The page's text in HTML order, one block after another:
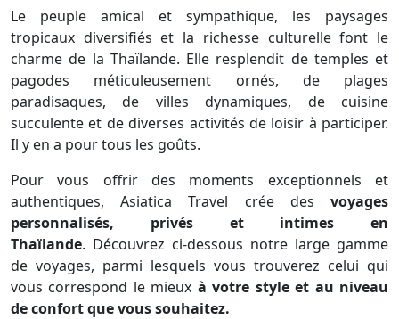
Le peuple amical et sympathique, les paysages
tropicaux diversifiés et la richesse culturelle font le
charme de la Thaïlande. Elle resplendit de temples et
pagodes méticuleusement ornés, de plages
paradisaques, de villes dynamiques, de cuisine
succulente et de diverses activités de loisir à participer.
Il y en a pour tous les goûts.
Pour vous offrir des moments exceptionnels et
authentiques, Asiatica Travel crée des voyages
personnalisés, privés et intimes en
Thaïlande. Découvrez ci-dessous notre large gamme
de voyages, parmi lesquels vous trouverez celui qui
vous correspond le mieux à votre style et au niveau
de confort que vous souhaitez.